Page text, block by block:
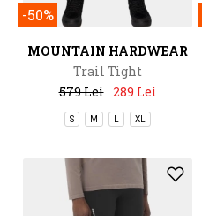
-50%
MOUNTAIN HARDWEAR
Trail Tight
579 Lei 289 Lei
S M XL